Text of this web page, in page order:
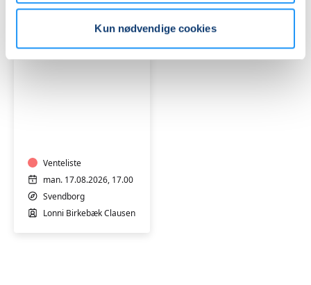
Kun nødvendige cookies
Venteliste
man. 17.08.2026, 17.00
Svendborg
Lonni Birkebæk Clausen